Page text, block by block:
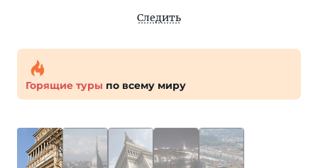
Следить
Горящие туры по всему миру